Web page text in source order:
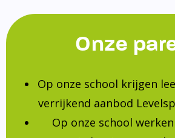
Onze
Op onze school krijgen
verrijkend aanbod
Op onze school